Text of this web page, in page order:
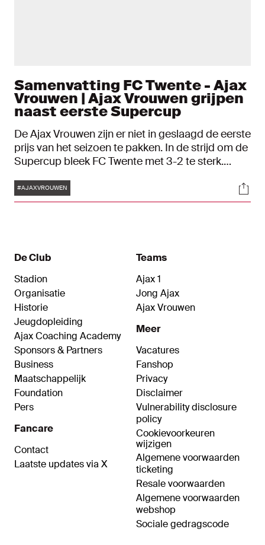
Samenvatting FC Twente - Ajax
Vrouwen | Ajax Vrouwen grijpen
naast eerste Supercup
De Ajax Vrouwen zijn er niet in geslaagd de eerste
prijs van het seizoen te pakken. In de strijd om de
Supercup bleek FC Twente met 3-2 te sterk.
de Ajax Vrouwen tot tweemaal toe terug van een
achterstand, maar bij de derde tegentreffer was
Tags
#AJAXVROUWEN
De Club
Stadion
Organisatie
Historie
Jeugdopleiding
Ajax Coaching Academy
Sponsors & Partners
Business
Maatschappelijk
Foundation
Pers
Fancare
Contact
Laatste updates via X
Teams
Ajax 1
Jong Ajax
Ajax Vrouwen
Meer
Vacatures
Fanshop
Privacy
Disclaimer
Vulnerability disclosure
policy
Cookievoorkeuren
wijzigen
Algemene voorwaarden
ticketing
Resale voorwaarden
Algemene voorwaarden
webshop
Sociale gedragscode